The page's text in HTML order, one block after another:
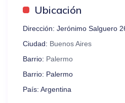
Unidos, y varios museos
alrededores.
¡Ideal para conocer la ciudad!
Pedimos por favor que lean las
CASA, detalladas al final del
Ubicación
Dirección: Jerónimo Salguero
Ciudad: Buenos Aires
Barrio: Palermo
Barrio: Palermo
País: Argentina